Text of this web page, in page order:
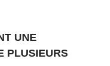
UNE
PLUSIEURS